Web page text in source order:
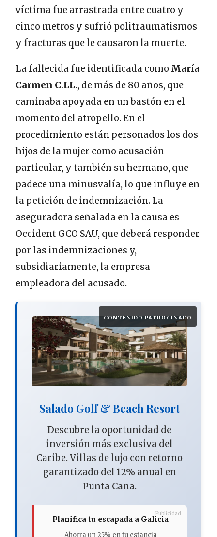
víctima fue arrastrada entre cuatro y
cinco metros y sufrió politraumatismos
y fracturas que le causaron la muerte.
La fallecida fue identificada como María
Carmen C.LL., de más de 80 años, que
caminaba apoyada en un bastón en el
momento del atropello. En el
procedimiento están personados los dos
hijos de la mujer como acusación
particular, y también su hermano, que
padece una minusvalía, lo que influye en
la petición de indemnización. La
aseguradora señalada en la causa es
Occident GCO SAU, que deberá responder
por las indemnizaciones y,
subsidiariamente, la empresa
empleadora del acusado.
CONTENIDO PATROCINADO
Salado Golf & Beach Resort
Descubre la oportunidad de
inversión más exclusiva del
Caribe. Villas de lujo con retorno
garantizado del 12% anual en
Punta Cana.
Planifica tu escapada a Galicia
Ahorra un 25% en tu estancia
Publicidad